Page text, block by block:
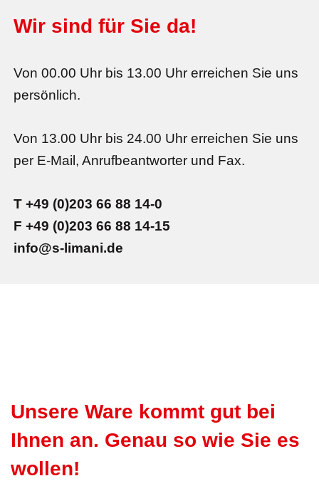
Wir sind für Sie da!
Von 00.00 Uhr bis 13.00 Uhr erreichen Sie uns
persönlich.
Von 13.00 Uhr bis 24.00 Uhr erreichen Sie uns
per E-Mail, Anrufbeantworter und Fax.
T +49 (0)203 66 88 14-0
F +49 (0)203 66 88 14-15
info@s-limani.de
Unsere Ware kommt gut bei
Ihnen an. Genau so wie Sie es
wollen!